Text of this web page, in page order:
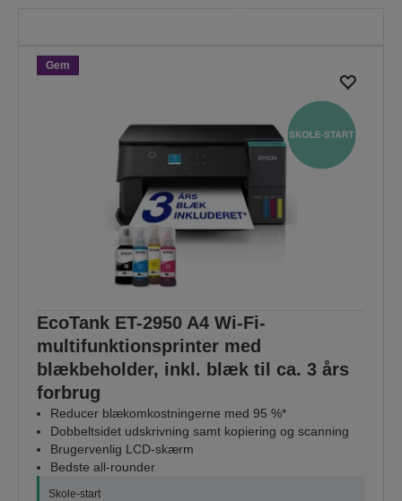
Gem
EcoTank ET-2950 A4 Wi-Fi-
multifunktionsprinter med
blækbeholder, inkl. blæk til ca. 3 års
forbrug
Reducer blækomkostningerne med 95 %*
Dobbeltsidet udskrivning samt kopiering og scanning
Brugervenlig LCD-skærm
Bedste all-rounder
Skole-start